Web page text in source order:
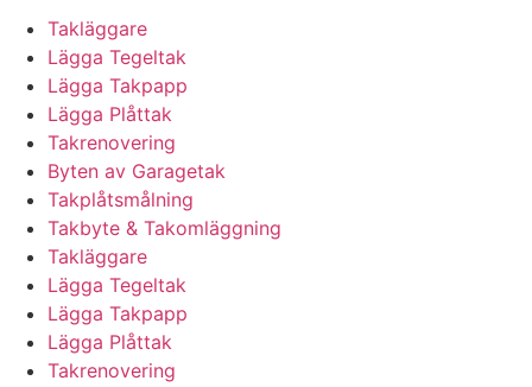
Takläggare
Lägga Tegeltak
Lägga Takpapp
Lägga Plåttak
Takrenovering
Byten av Garagetak
Takplåtsmålning
Takbyte & Takomläggning
Takläggare
Lägga Tegeltak
Lägga Takpapp
Lägga Plåttak
Takrenovering